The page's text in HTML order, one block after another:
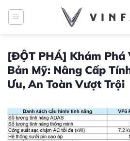
qua
[ĐỘT PHÁ] Khám Phá
Bản Mỹ: Nâng Cấp
Ưu, An Toàn Vượt Trội